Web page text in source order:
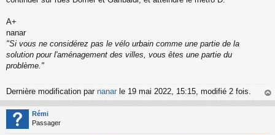
A+
nanar
"Si vous ne considérez pas le vélo urbain comme une partie de la
solution pour l'aménagement des villes, vous êtes une partie du
problème."
Dernière modification par nanar le 19 mai 2022, 15:15, modifié 2 fois.
au
Rémi
Passager